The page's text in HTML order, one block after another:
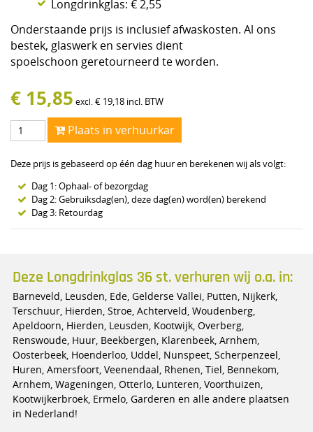
Longdrinkglas: € 2,55
Onderstaande prijs is inclusief afwaskosten. Al ons
bestek, glaswerk en servies dient
spoelschoon geretourneerd te worden.
€ 15,85 excl. € 19,18 incl. BTW
Plaats in verhuurkar
Deze prijs is gebaseerd op één dag huur en berekenen wij als volgt:
Dag 1: Ophaal- of bezorgdag
Dag 2: Gebruiksdag(en), deze dag(en) word(en) berekend
Dag 3: Retourdag
Deze Longdrinkglas 36 st. verhuren wij o.a. in:
Barneveld, Leusden, Ede, Gelderse Vallei, Putten, Nijkerk,
Terschuur, Hierden, Stroe, Achterveld, Woudenberg,
Apeldoorn, Hierden, Leusden, Kootwijk, Overberg,
Renswoude, Huur, Beekbergen, Klarenbeek, Arnhem,
Oosterbeek, Hoenderloo, Uddel, Nunspeet, Scherpenzeel,
Huren, Amersfoort, Veenendaal, Rhenen, Tiel, Bennekom,
Arnhem, Wageningen, Otterlo, Lunteren, Voorthuizen,
Kootwijkerbroek, Ermelo, Garderen en alle andere plaatsen
in Nederland!